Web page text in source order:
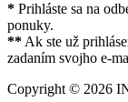
* Prihláste sa na
ponuky.
** Ak ste už
zadaním svojho e-
Copyright © 2026